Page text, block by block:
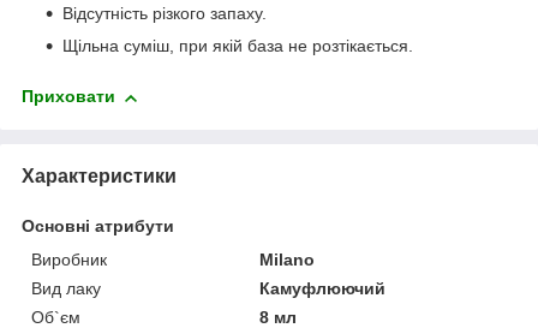
Відсутність різкого запаху.
Щільна суміш, при якій база не розтікається.
Приховати
Характеристики
Основні атрибути
Виробник
Milano
Вид лаку
Камуфлюючий
Об`єм
8 мл